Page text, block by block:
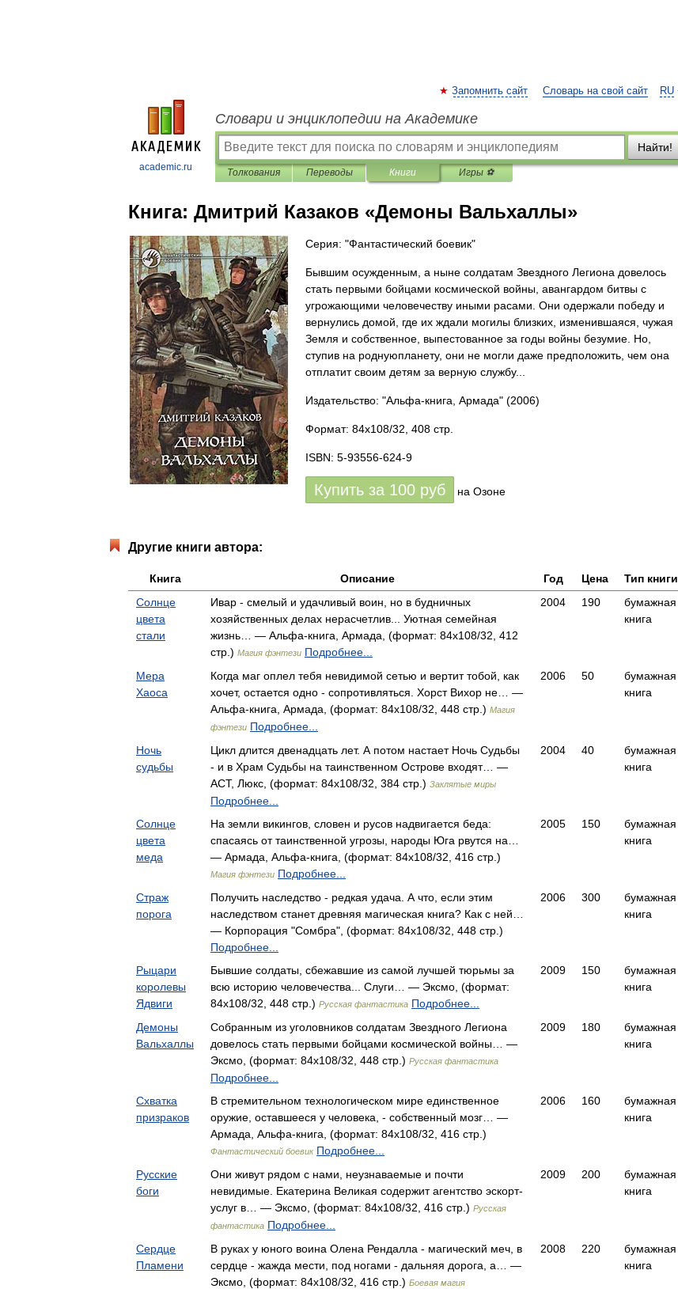
academic.ru
RU
Запомнить сайт Словарь на свой сайт
Словари и энциклопедии на Академике
Найти!
Толкования Переводы Книги Игры ⚽
Книга: Дмитрий Казаков «Демоны Вальхаллы»
Серия: "Фантастический боевик"
Бывшим осужденным, а ныне солдатам Звездного Легиона довелось
стать первыми бойцами космической войны, авангардом битвы с
угрожающими человечеству иными расами. Они одержали победу и
вернулись домой, где их ждали могилы близких, изменившаяся, чужая
Земля и собственное, выпестованное за годы войны безумие. Но,
ступив на роднуюпланету, они не могли даже предположить, чем она
отплатит своим детям за верную службу...
Издательство: "Альфа-книга, Армада" (2006)
Формат: 84x108/32, 408 стр.
ISBN: 5-93556-624-9
Купить за 100 руб на Озоне
Другие книги автора:
Книга Описание Год Цена
Тип книги
Солнце
цвета
стали
Ивар - смелый и удачливый воин, но в будничных
хозяйственных делах нерасчетлив... Уютная семейная
жизнь… — Альфа-книга, Армада, (формат: 84x108/32, 412
стр.) Магия фэнтези Подробнее...
2004 190
бумажная
книга
Мера
Хаоса
Когда маг оплел тебя невидимой сетью и вертит тобой, как
хочет, остается одно - сопротивляться. Хорст Вихор не… —
Альфа-книга, Армада, (формат: 84x108/32, 448 стр.) Магия
фэнтези Подробнее...
2006 50
бумажная
книга
Ночь
судьбы
Цикл длится двенадцать лет. А потом настает Ночь Судьбы
- и в Храм Судьбы на таинственном Острове входят… —
АСТ, Люкс, (формат: 84x108/32, 384 стр.) Заклятые миры
Подробнее...
2004 40
бумажная
книга
Солнце
цвета
меда
На земли викингов, словен и русов надвигается беда:
спасаясь от таинственной угрозы, народы Юга рвутся на…
— Армада, Альфа-книга, (формат: 84x108/32, 416 стр.)
Магия фэнтези Подробнее...
2005 150
бумажная
книга
Страж
порога
Получить наследство - редкая удача. А что, если этим
наследством станет древняя магическая книга? Как с ней…
— Корпорация "Сомбра", (формат: 84x108/32, 448 стр.)
Подробнее...
2006 300
бумажная
книга
Рыцари
королевы
Ядвиги
Бывшие солдаты, сбежавшие из самой лучшей тюрьмы за
всю историю человечества... Слуги… — Эксмо, (формат:
84x108/32, 448 стр.) Русская фантастика Подробнее...
2009 150
бумажная
книга
Демоны
Вальхаллы
Собранным из уголовников солдатам Звездного Легиона
довелось стать первыми бойцами космической войны… —
Эксмо, (формат: 84x108/32, 448 стр.) Русская фантастика
Подробнее...
2009 180
бумажная
книга
Схватка
призраков
В стремительном технологическом мире единственное
оружие, оставшееся у человека, - собственный мозг… —
Армада, Альфа-книга, (формат: 84x108/32, 416 стр.)
Фантастический боевик Подробнее...
2006 160
бумажная
книга
Русские
боги
Они живут рядом с нами, неузнаваемые и почти
невидимые. Екатерина Великая содержит агентство эскорт-
услуг в… — Эксмо, (формат: 84x108/32, 416 стр.) Русская
фантастика Подробнее...
2009 200
бумажная
книга
Сердце
Пламени
В руках у юного воина Олена Рендалла - магический меч, в
сердце - жажда мести, под ногами - дальняя дорога, а… —
Эксмо, (формат: 84x108/32, 416 стр.) Боевая магия
2008 220
бумажная
книга